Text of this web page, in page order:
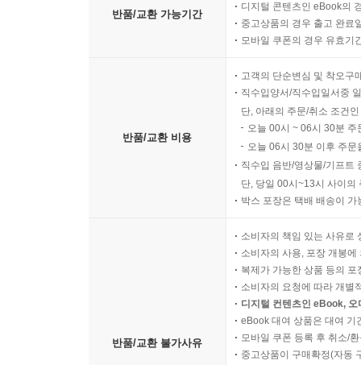
반품/교환 가능기간
디지털 콘텐츠인 eBook의
중고상품의 경우 출고 완료
모바일 쿠폰의 경우 유효기
반품/교환 비용
고객의 단순변심 및 착오구
직수입양서/직수입일서중
단, 아래의 주문/취소 조건
오늘 00시 ~ 06시 30분
오늘 06시 30분 이후 주
직수입 음반/영상물/기프트
단, 당일 00시~13시 사이의
박스 포장은 택배 배송이
반품/교환 불가사유
소비자의 책임 있는 사유로
소비자의 사용, 포장 개봉
복제가 가능한 상품 등의
소비자의 요청에 따라 개별
디지털 컨텐츠인 eBook,
eBook 대여 상품은 대여 기
모바일 쿠폰 등록 후 취소/
중고상품이 구매확정(자동